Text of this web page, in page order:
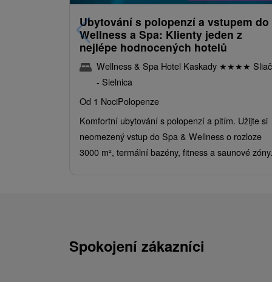
Ubytování s polopenzí a vstupem do
Wellness a Spa: Klienty jeden z
nejlépe hodnocených hotelů
Wellness & Spa Hotel Kaskady ★★★★ Sliač
- Sielnica
Od 1 NociPolopenze
Komfortní ubytování s polopenzí a pitím. Užijte si
neomezený vstup do Spa & Wellness o rozloze
3000 m², termální bazény, fitness a saunové zóny.
Spokojení zákazníci